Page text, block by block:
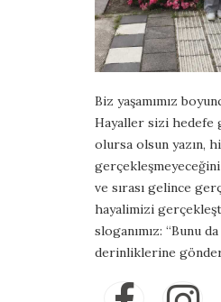
Biz yaşamımız
Hayaller sizi hedefe
olursa olsun yazın,
ve sırası gelince
hayalimizi
sloganımız: “Bunu
derinliklerine